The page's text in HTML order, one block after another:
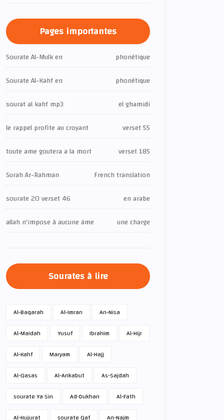
Pages importantes
Sourate Al-Mulk en
phonétique
Sourate Al-Kahf en
phonétique
sourat al kahf mp3
el ghamidi
le rappel profite au croyant
verset 55
toute ame goutera a la mort
verset 185
Surah Ar-Rahman
French translation
sourate 20 verset 46
en arabe
allah n'impose à aucune âme
une charge
Sourates à lire
Al-Baqarah Al-Imran
An-Nisa
Al-Maidah
Yusuf Ibrahim
Al-Hijr
Al-Kahf
Maryam
Al-Hajj
Al-Qasas
Al-Ankabut
As-Sajdah
sourate Ya Sin
Ad-Dukhan
Al-Fath
Al-Hujurat
sourate Qaf
An-Najm